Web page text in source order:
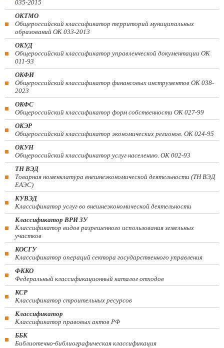
035-2015
ОКТМО
Общероссийский классификатор территорий муниципальных
образований ОК 033-2013
ОКУД
Общероссийский классификатор управленческой документации ОК
011-93
ОКФИ
Общероссийский классификатор финансовых инструментов OK 038-
2023
ОКФС
Общероссийский классификатор форм собственности ОК 027-99
ОКЭР
Общероссийский классификатор экономических регионов. ОК 024-95
ОКУН
Общероссийский классификатор услуг населению. ОК 002-93
ТН ВЭД
Товарная номенклатура внешнеэкономической деятельности (ТН ВЭД
ЕАЭС)
КУВЭД
Классификатор услуг во внешнеэкономической деятельности
Классификатор ВРИ ЗУ
Классификатор видов разрешенного использования земельных
участков
КОСГУ
Классификатор операций сектора государственного управления
ФККО
Федеральный классификационный каталог отходов
КСР
Классификатор строительных ресурсов
Классификатор
Классификатор правовых актов РФ
ББК
Библиотечно-библиографическая классификация